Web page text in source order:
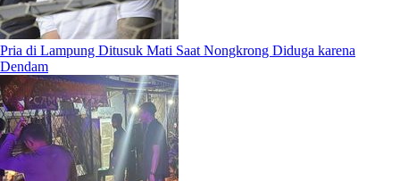
Pria di Lampung Ditusuk Mati Saat Nongkrong Diduga karena
Dendam